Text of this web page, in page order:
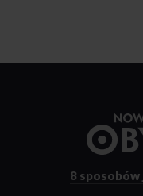
8 sposobów